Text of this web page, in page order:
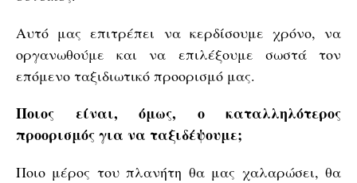
Αυτό μας επιτρέπει να κερδίσουμε χρόνο, να
οργανωθούμε και να επιλέξουμε σωστά τον
επόμενο ταξιδιωτικό προορισμό μας.
Ποιος είναι, όμως, ο καταλληλότερος
προορισμός για να ταξιδέψουμε;
Ποιο μέρος του πλανήτη θα μας χαλαρώσει, θα